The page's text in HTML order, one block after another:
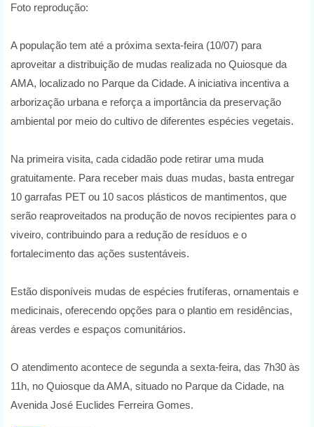
Foto reprodução:
A população tem até a próxima sexta-feira (10/07) para
aproveitar a distribuição de mudas realizada no Quiosque da
AMA, localizado no Parque da Cidade. A iniciativa incentiva a
arborização urbana e reforça a importância da preservação
ambiental por meio do cultivo de diferentes espécies vegetais.
Na primeira visita, cada cidadão pode retirar uma muda
gratuitamente. Para receber mais duas mudas, basta entregar
10 garrafas PET ou 10 sacos plásticos de mantimentos, que
serão reaproveitados na produção de novos recipientes para o
viveiro, contribuindo para a redução de resíduos e o
fortalecimento das ações sustentáveis.
Estão disponíveis mudas de espécies frutíferas, ornamentais e
medicinais, oferecendo opções para o plantio em residências,
áreas verdes e espaços comunitários.
O atendimento acontece de segunda a sexta-feira, das 7h30 às
11h, no Quiosque da AMA, situado no Parque da Cidade, na
Avenida José Euclides Ferreira Gomes.